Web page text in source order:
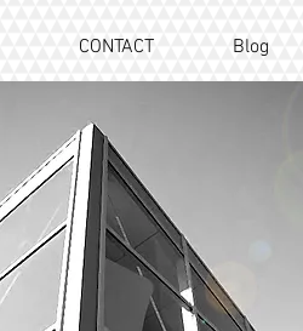
CONTACT Blog